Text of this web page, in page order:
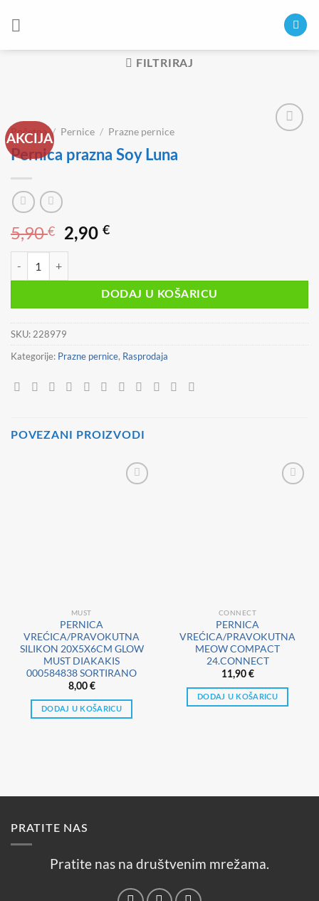
FILTRIRAJ
AKCIJA
Početna / Pernice / Prazne pernice
Pernica prazna Soy Luna
5,90€
Izvorna
cijena
je:
5,90 €.
2,90€Trenutna
2,90 €.
DODAJ U KOŠARICU
SKU:228979
Kategorije: Prazne pernice, Rasprodaja
POVEZANI PROIZVODI
MUST
PERNICA
VREĆICA/PRAVOKUTNA
SILIKON 20X5X6CM GLOW
MUST DIAKAKIS
000584838 SORTIRANO
8,00 €
DODAJ U KOŠARICU
CONNECT
PERNICA
VREĆICA/PRAVOKUTNA
MEOW COMPACT
24.CONNECT
11,90 €
DODAJ U KOŠARICU
PRATITE NAS
Pratite nas na društvenim mrežama.